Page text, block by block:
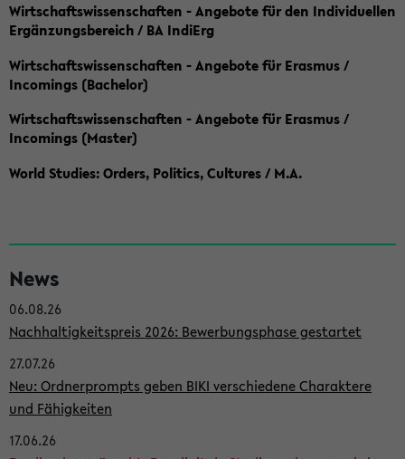
Wirtschaftswissenschaften - Angebote für den Individuellen
Ergänzungsbereich / BA IndiErg
Wirtschaftswissenschaften - Angebote für Erasmus /
Incomings (Bachelor)
Wirtschaftswissenschaften - Angebote für Erasmus /
Incomings (Master)
World Studies: Orders, Politics, Cultures / M.A.
e
i
t
e
n
l
News
06.08.26
Nachhaltigkeitspreis 2026: Bewerbungsphase gestartet
27.07.26
Neu: Ordnerprompts geben BIKI verschiedene Charaktere
und Fähigkeiten
17.06.26